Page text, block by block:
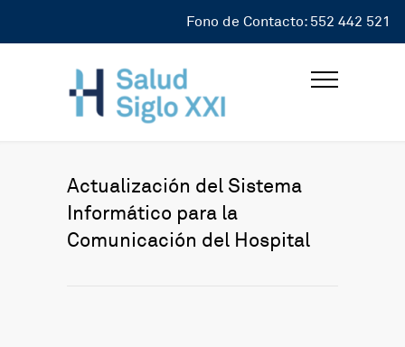
Fono de Contacto: 552 442 521
Actualización del Sistema
Informático para la
Comunicación del Hospital